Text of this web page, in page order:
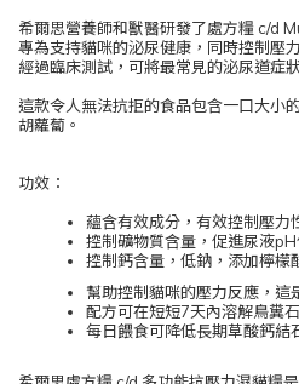
希爾思營養師和獸醫研發了處方糧 c/d
專為支持貓咪的泌尿健康，同時控制壓
經過臨床測試，可將最常見的泌尿道症
這款令人無法抗拒的食品包含一口大小
胡蘿蔔。
功效：
蘊含有效成分，有效控制壓力
控制礦物質含量，促進尿液
控制鈣含量，低鈉，添加檸檬
幫助控制貓咪的壓力反應，這
配方可在短短7天內溶解鳥糞
每日餵食可降低長期草酸鈣結